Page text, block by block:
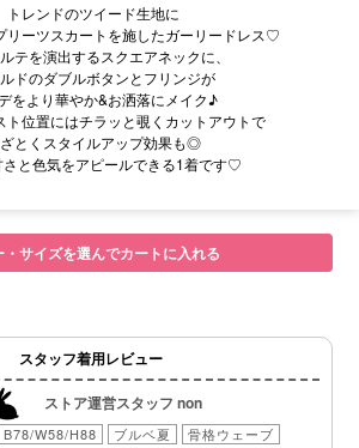
トレンドのツイード生地に
リーツスカートを施したガーリードレス♡
テを演出するスクエアネックに、
ドのダブルボタンとフリンジが
をより華やか&お洒落にメイク♪
ト位置にはチラッと覗くカットアウトで
とくスタイルアップ効果も◎
さと色気をアピールできる1着です♡
・サイズを選んでカートに入れる
スタッフ着用レビュー
ストア運営スタッフ non
B78/W58/H88 ブルベ夏
骨格ウェーブ